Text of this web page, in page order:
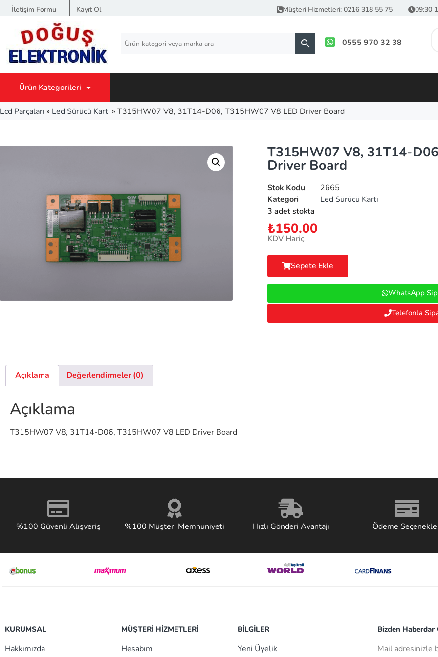
İletişim Formu Kayıt Ol Müşteri Hizmetleri: 0216 318 55 75 09:30
0555 970 32 38
Ürün Kategorileri
Lcd Parçaları » Led Sürücü Kartı » T315HW07 V8, 31T14-D06, T315HW07 V8 LED Driver Board
T315HW07 V8, 31T14-
Driver Board
Stok Kodu
2665
Kategori
Led Sürücü Kartı
3 adet stokta
₺150.00
KDV Hariç
Sepete Ekle
WhatsApp
Telefonla
Açıklama Değerlendirmeler (0)
Açıklama
T315HW07 V8, 31T14-D06, T315HW07 V8 LED Driver Board
%100 Güvenli Alışveriş %100 Müşteri Memnuniyeti Hızlı Gönderi Avantajı Ödeme
KURUMSAL
Hakkımızda
MÜŞTERİ HİZMETLERİ
Hesabım
BİLGİLER
Yeni Üyelik
Bizden Haberdar
Mail adresinizle